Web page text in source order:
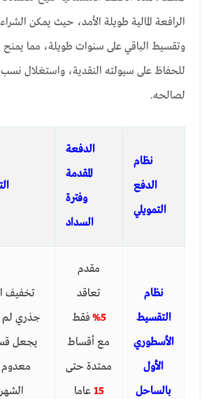
الرافعة المالية طويلة الأمد، حيث يمكن
وتقسيط الباقي على سنوات طويلة، مما يمنح
للحفاظ على سيولته النقدية، واستغلال
لصالحه.
نظام
الدفع
التمويلي
الدفعة
المقدمة
وفترة
السداد
نظام
التقسيط
الأسطوري
الأول
بالساحل
مقدم
تعاقد
5%
فقط
مع أقساط
ممتدة حتى
15 عاما
تخفيف
جذري لم
يجعل
معدوم